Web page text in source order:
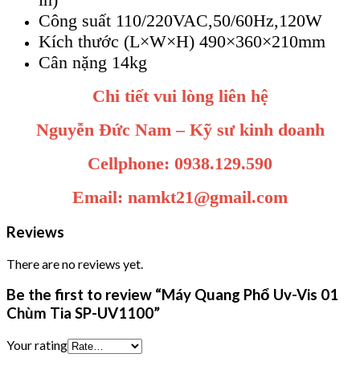
Công suất 110/220VAC,50/60Hz,120W
Kích thước (L×W×H) 490×360×210mm
Cân nặng 14kg
Chi tiết vui lòng liên hệ
Nguyễn Đức Nam – Kỹ sư kinh doanh
Cellphone: 0938.129.590
Email: namkt21@gmail.com
Reviews
There are no reviews yet.
Be the first to review “Máy Quang Phổ Uv-Vis 01
Chùm Tia SP-UV1100”
Your rating